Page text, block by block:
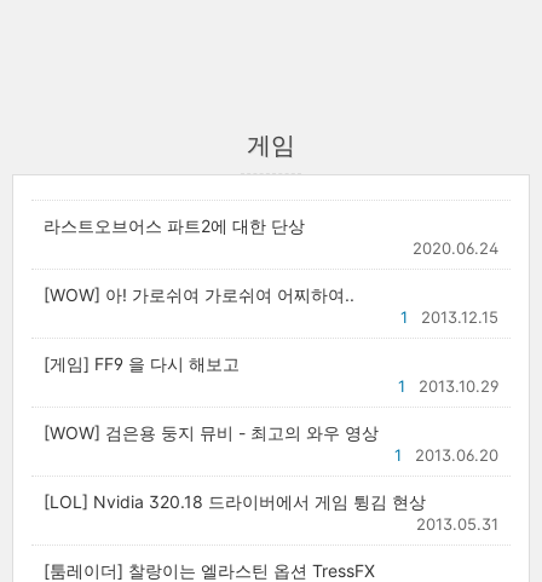
게임
라스트오브어스 파트2에 대한 단상
2020.06.24
[WOW] 아! 가로쉬여 가로쉬여 어찌하여..
2013.12.15
1
[게임] FF9 을 다시 해보고
2013.10.29
1
[WOW] 검은용 둥지 뮤비 - 최고의 와우 영상
2013.06.20
1
[LOL] Nvidia 320.18 드라이버에서 게임 튕김 현상
2013.05.31
[툼레이더] 찰랑이는 엘라스틴 옵션 TressFX